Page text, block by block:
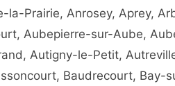
la-Prairie, Anrosey, Aprey,
Aubepierre-sur-Aube,
Autigny-le-Petit,
Baudrecourt,